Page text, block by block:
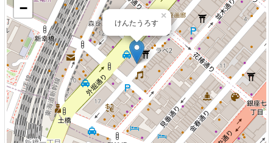
けんたうろす
×
−